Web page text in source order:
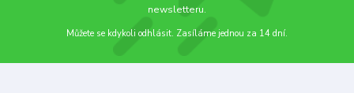
newsletteru.
Můžete se kdykoli odhlásit. Zasíláme jednou za 14 dní.